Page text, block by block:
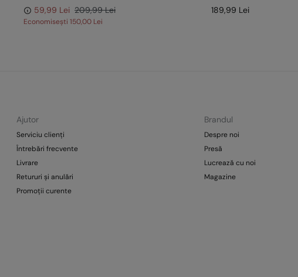
59,99 Lei 209,99 Lei
Economisești 150,00 Lei
189,99 Lei
Ajutor
Serviciu clienți
Întrebări frecvente
Livrare
Retururi și anulări
Promoții curente
Brandul
Despre noi
Presă
Lucrează cu noi
Magazine